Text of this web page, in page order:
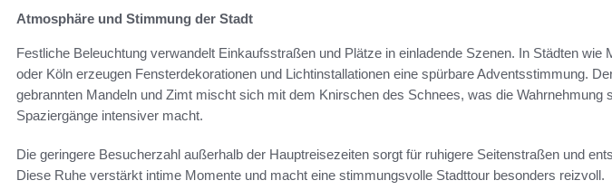
Atmosphäre und Stimmung der Stadt
Festliche Beleuchtung verwandelt Einkaufsstraßen und Plätze in einladende Szenen. In Städten wie
oder Köln erzeugen Fensterdekorationen und Lichtinstallationen eine spürbare Adventsstimmung.
gebrannten Mandeln und Zimt mischt sich mit dem Knirschen des Schnees, was die Wahrnehmung
Spaziergänge intensiver macht.
Die geringere Besucherzahl außerhalb der Hauptreisezeiten sorgt für ruhigere Seitenstraßen und
Diese Ruhe verstärkt intime Momente und macht eine stimmungsvolle Stadttour besonders reizvoll.